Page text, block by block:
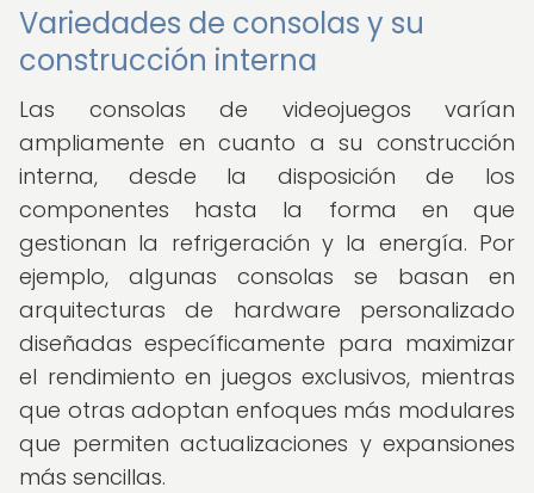
Variedades de consolas y su
construcción interna
Las consolas de videojuegos varían
ampliamente en cuanto a su construcción
interna, desde la disposición de los
componentes hasta la forma en que
gestionan la refrigeración y la energía. Por
ejemplo, algunas consolas se basan en
arquitecturas de hardware personalizado
diseñadas específicamente para maximizar
el rendimiento en juegos exclusivos, mientras
que otras adoptan enfoques más modulares
que permiten actualizaciones y expansiones
más sencillas.